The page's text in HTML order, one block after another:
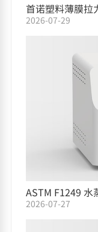
首诺塑料薄膜拉
2026-07-29
ASTM F1249 水
仪选型指南
2026-07-27